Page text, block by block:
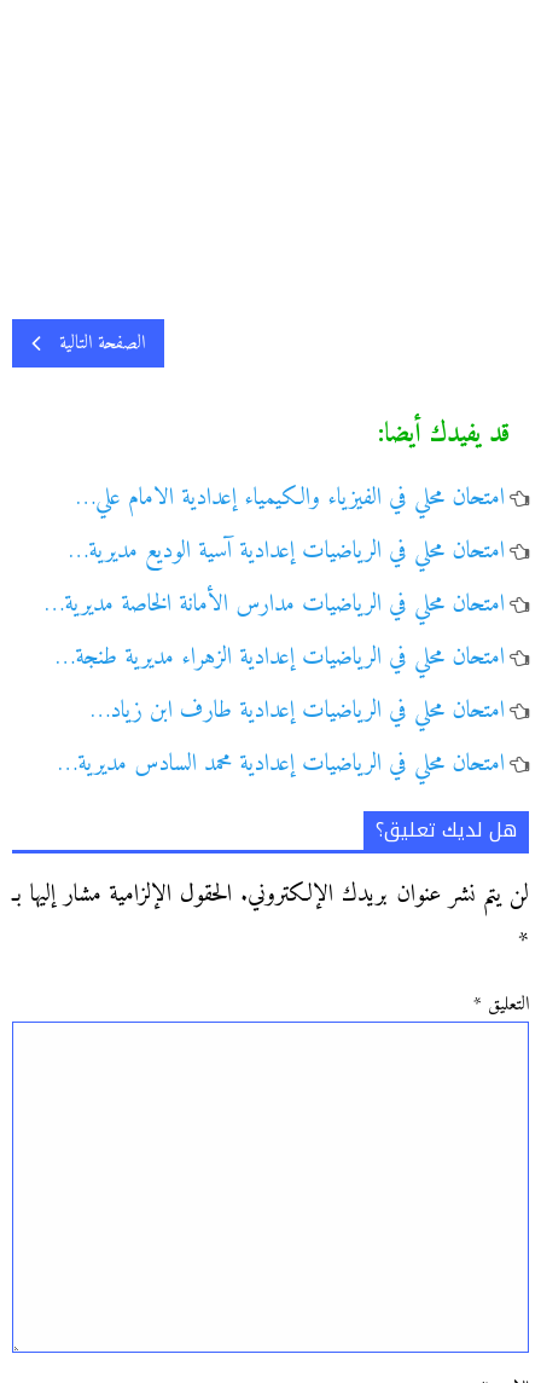
الصفحة التالية
قد يفيدك أيضا:
امتحان محلي في الفيزياء والكيمياء إعدادية الامام علي…
امتحان محلي في الرياضيات إعدادية آسية الوديع مديرية…
امتحان محلي في الرياضيات مدارس الأمانة الخاصة مديرية…
امتحان محلي في الرياضيات إعدادية الزهراء مديرية طنجة…
امتحان محلي في الرياضيات إعدادية طارف ابن زياد…
امتحان محلي في الرياضيات إعدادية محمد السادس مديرية…
هل لديك تعليق؟
لن يتم نشر عنوان بريدك الإلكتروني. الحقول الإلزامية مشار إليها بـ
*
التعليق *